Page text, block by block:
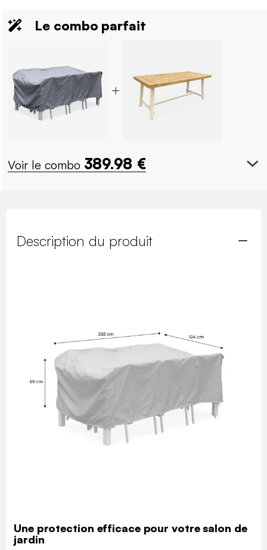
Le combo parfait
Voir le combo 389.98 €
Description du produit
Une protection efficace pour votre salon de
jardin